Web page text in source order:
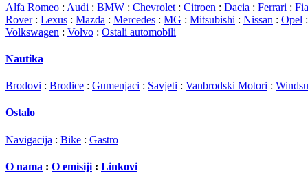
Alfa Romeo : Audi : BMW : Chevrolet : Citroen : Dacia : Ferrari :
Rover: Lexus : Mazda : Mercedes : MG : Mitsubishi : Nissan : Opel
Volkswagen : Volvo : Ostali automobili
Nautika
Brodovi : Brodice : Gumenjaci : Savjeti : Vanbrodski Motori :
Ostalo
Navigacija : Bike : Gastro
O nama : O emisiji : Linkovi